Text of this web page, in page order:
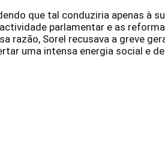
que tal conduziria apenas à
parlamentar e as
razão, Sorel recusava a greve
uma intensa energia social